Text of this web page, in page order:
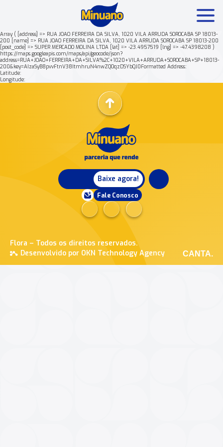
Array ( [address] => RUA JOAO FERREIRA DA SILVA, 1020 VILA ARRUDA SOROCABA SP 18013-
200 [name] => RUA JOAO FERREIRA DA SILVA, 1020 VILA ARRUDA SOROCABA SP 18013-200
[post_code] => SUPER MERCADO MOLINA LTDA [lat] => -23.4957519 [lng] => -47.4398208 )
https://maps.googleapis.com/maps/api/geocode/json?
address=RUA+JOAO+FERREIRA+DA+SILVA%2C+1020+VILA+ARRUDA+SOROCABA+SP+18013-
200&key=AIzaSyB8pvvFtnV38ItmhruN4nwZQOqzDSYbQJ0Formatted Address:
Latitude:
Longitude:
Baixe agora!
Fale Conosco
Flora – Todos os direitos reservados.
Desenvolvido por OKN Technology Agency
CANTA.
Mais buscados: Produtos Minuano Rende +
Nossa história